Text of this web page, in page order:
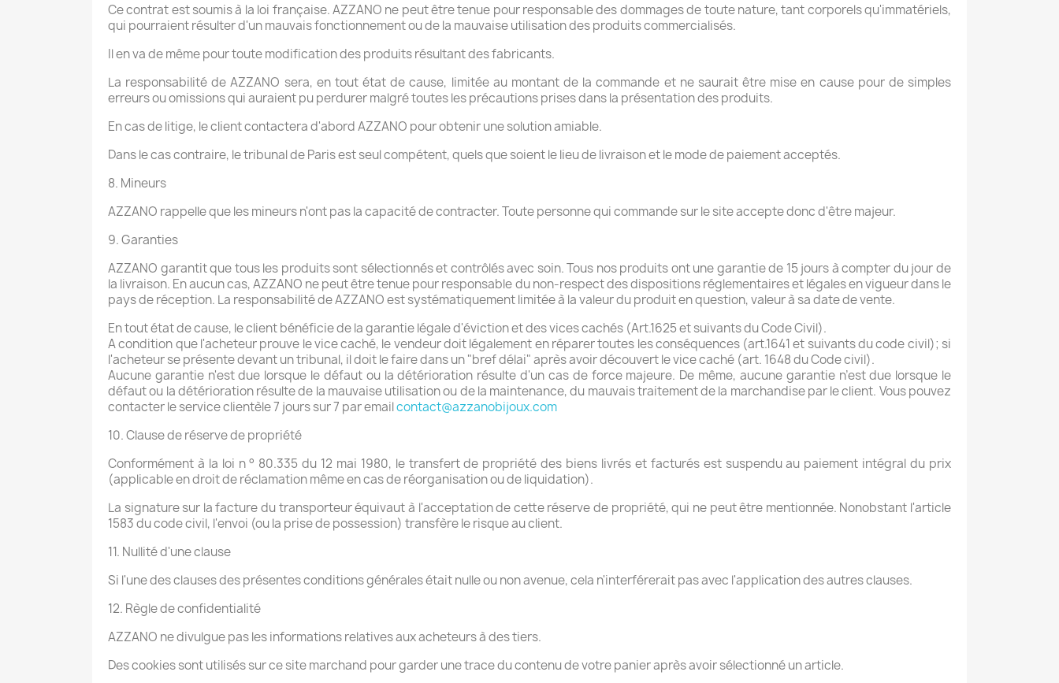
Ce contrat est soumis à la loi française. AZZANO ne peut être tenue pour responsable des dommages de toute nature, tant corporels qu'immatériels,
qui pourraient résulter d'un mauvais fonctionnement ou de la mauvaise utilisation des produits commercialisés.
Il en va de même pour toute modification des produits résultant des fabricants.
La responsabilité de AZZANO sera, en tout état de cause, limitée au montant de la commande et ne saurait être mise en cause pour de simples
erreurs ou omissions qui auraient pu perdurer malgré toutes les précautions prises dans la présentation des produits.
En cas de litige, le client contactera d'abord AZZANO pour obtenir une solution amiable.
Dans le cas contraire, le tribunal de Paris est seul compétent, quels que soient le lieu de livraison et le mode de paiement acceptés.
8. Mineurs
AZZANO rappelle que les mineurs n'ont pas la capacité de contracter. Toute personne qui commande sur le site accepte donc d'être majeur.
9. Garanties
AZZANO garantit que tous les produits sont sélectionnés et contrôlés avec soin. Tous nos produits ont une garantie de 15 jours à compter du jour de
la livraison. En aucun cas, AZZANO ne peut être tenue pour responsable du non-respect des dispositions réglementaires et légales en vigueur dans le
pays de réception. La responsabilité de AZZANO est systématiquement limitée à la valeur du produit en question, valeur à sa date de vente.
En tout état de cause, le client bénéficie de la garantie légale d'éviction et des vices cachés (Art.1625 et suivants du Code Civil).
A condition que l'acheteur prouve le vice caché, le vendeur doit légalement en réparer toutes les conséquences (art.1641 et suivants du code civil); si
l'acheteur se présente devant un tribunal, il doit le faire dans un "bref délai" après avoir découvert le vice caché (art. 1648 du Code civil).
Aucune garantie n'est due lorsque le défaut ou la détérioration résulte d'un cas de force majeure. De même, aucune garantie n’est due lorsque le
défaut ou la détérioration résulte de la mauvaise utilisation ou de la maintenance, du mauvais traitement de la marchandise par le client. Vous pouvez
contacter le service clientèle 7 jours sur 7 par emailcontact@azzanobijoux.com
10. Clause de réserve de propriété
Conformément à la loi n ° 80.335 du 12 mai 1980, le transfert de propriété des biens livrés et facturés est suspendu au paiement intégral du prix
(applicable en droit de réclamation même en cas de réorganisation ou de liquidation).
La signature sur la facture du transporteur équivaut à l'acceptation de cette réserve de propriété, qui ne peut être mentionnée. Nonobstant l'article
1583 du code civil, l'envoi (ou la prise de possession) transfère le risque au client.
11. Nullité d'une clause
Si l'une des clauses des présentes conditions générales était nulle ou non avenue, cela n'interférerait pas avec l'application des autres clauses.
12. Règle de confidentialité
AZZANO ne divulgue pas les informations relatives aux acheteurs à des tiers.
Des cookies sont utilisés sur ce site marchand pour garder une trace du contenu de votre panier après avoir sélectionné un article.